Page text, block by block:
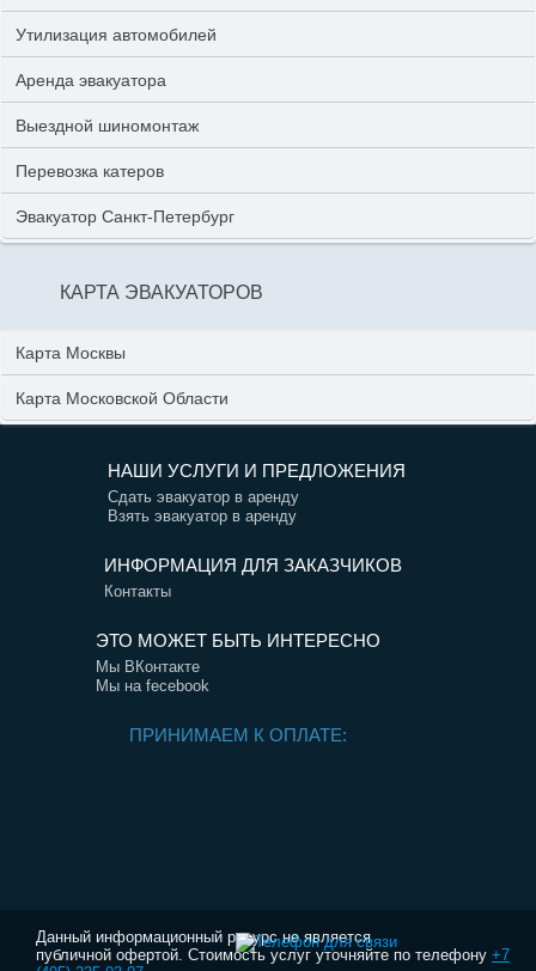
Утилизация автомобилей
Аренда эвакуатора
Выездной шиномонтаж
Перевозка катеров
Эвакуатор Санкт-Петербург
КАРТА ЭВАКУАТОРОВ
Карта Москвы
Карта Московской Области
НАШИ УСЛУГИ И ПРЕДЛОЖЕНИЯ
Сдать эвакуатор в аренду
Взять эвакуатор в аренду
ИНФОРМАЦИЯ ДЛЯ ЗАКАЗЧИКОВ
Контакты
ЭТО МОЖЕТ БЫТЬ ИНТЕРЕСНО
Мы ВКонтакте
Мы на fecebook
ПРИНИМАЕМ К ОПЛАТЕ:
Данный информационный ресурс не является
публичной офертой. Стоимость услуг уточняйте по телефону +7